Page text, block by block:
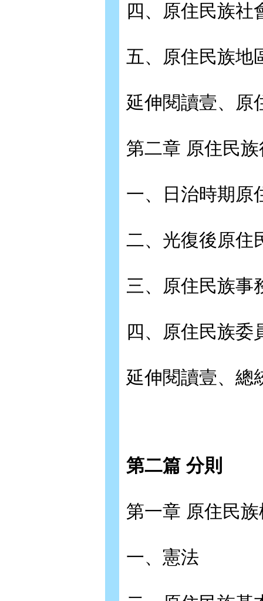
四、原住民族社
五、原住民族地
延伸閱讀壹、原
第二章 原住民
一、日治時期原
二、光復後原住
三、原住民族事
四、原住民族委
延伸閱讀壹、總
第二篇 分則
第一章 原住民
一、憲法